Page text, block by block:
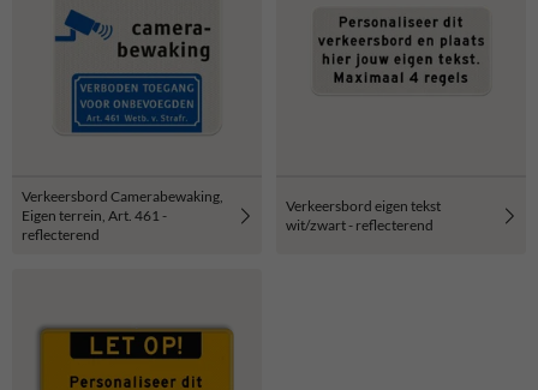
Verkeersbord Camerabewaking,
Eigen terrein, Art. 461 -
reflecterend
Verkeersbord eigen tekst
wit/zwart - reflecterend